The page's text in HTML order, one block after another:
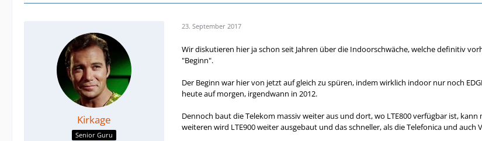
Kirkage
Senior Guru
23. September 2017
Wir diskutieren hier ja schon seit Jahren über die Indoorschwäche, welche definitiv
"Beginn".
Der Beginn war hier von jetzt auf gleich zu spüren, indem wirklich indoor nur noch
heute auf morgen, irgendwann in 2012.
Dennoch baut die Telekom massiv weiter aus und dort, wo LTE800 verfügbar ist,
weiteren wird LTE900 weiter ausgebaut und das schneller, als die Telefonica und